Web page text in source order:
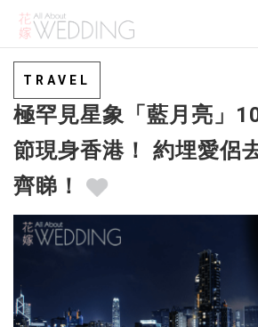
TRAVEL
極罕見星象「藍月亮」
節現身香港！ 約埋愛侶
齊睇！